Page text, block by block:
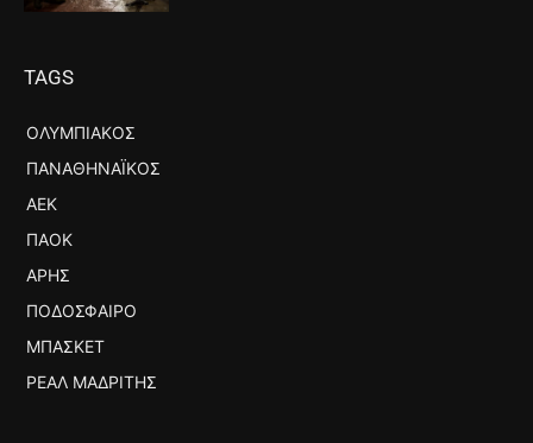
TAGS
ΟΛΥΜΠΙΑΚΌΣ
ΠΑΝΑΘΗΝΑΪΚΌΣ
ΑΕΚ
ΠΑΟΚ
ΆΡΗΣ
ΠΟΔΌΣΦΑΙΡΟ
ΜΠΆΣΚΕΤ
ΡΕΆΛ ΜΑΔΡΊΤΗΣ